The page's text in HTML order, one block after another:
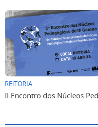
REITORIA
II Encontro dos Núcleos